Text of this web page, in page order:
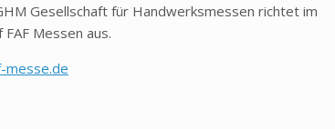
Gesellschaft für Handwerksmessen richtet im
Messen aus.
messe.de